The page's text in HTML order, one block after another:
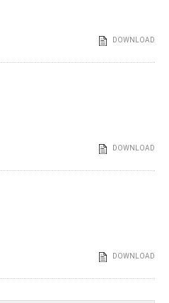
DOWNLOAD
DOWNLOAD
DOWNLOAD